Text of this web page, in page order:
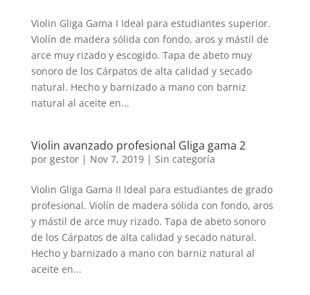
Violin Gliga Gama I Ideal para estudiantes superior.
Violín de madera sólida con fondo, aros y mástil de
arce muy rizado y escogido. Tapa de abeto muy
sonoro de los Cárpatos de alta calidad y secado
natural. Hecho y barnizado a mano con barniz
natural al aceite en...
Violin avanzado profesional Gliga gama 2
por gestor| Nov 7, 2019| Sin categoría
Violin Gliga Gama II Ideal para estudiantes de grado
profesional. Violín de madera sólida con fondo, aros
y mástil de arce muy rizado. Tapa de abeto sonoro
de los Cárpatos de alta calidad y secado natural.
Hecho y barnizado a mano con barniz natural al
aceite en...